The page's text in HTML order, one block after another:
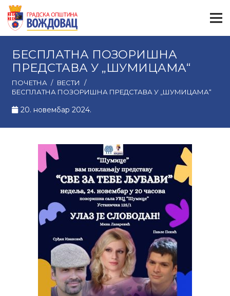
БЕСПЛАТНА ПОЗОРИШНА
ПРЕДСТАВА У „ШУМИЦАМА“
ПОЧЕТНА / ВЕСТИ
/
БЕСПЛАТНА ПОЗОРИШНА ПРЕДСТАВА У „ШУМИЦАМА“
20. новембар 2024.